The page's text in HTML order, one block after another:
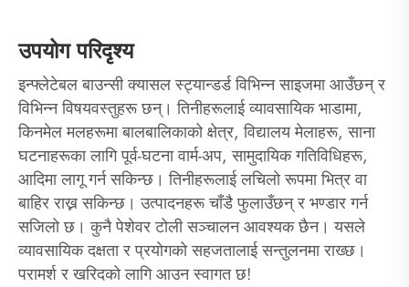
उपयोग परिदृश्य
इन्फ्लेटेबल बाउन्सी क्यासल स्ट्यान्डर्ड विभिन्न साइजमा आउँछन् र
विभिन्न विषयवस्तुहरू छन्। तिनीहरूलाई व्यावसायिक भाडामा,
किनमेल मलहरूमा बालबालिकाको क्षेत्र, विद्यालय मेलाहरू, साना
घटनाहरूका लागि पूर्व-घटना वार्म-अप, सामुदायिक गतिविधिहरू,
आदिमा लागू गर्न सकिन्छ। तिनीहरूलाई लचिलो रूपमा भित्र वा
बाहिर राख्न सकिन्छ। उत्पादनहरू चाँडै फुलाउँछन् र भण्डार गर्न
सजिलो छ। कुनै पेशेवर टोली सञ्चालन आवश्यक छैन। यसले
व्यावसायिक दक्षता र प्रयोगको सहजतालाई सन्तुलनमा राख्छ।
परामर्श र खरिदको लागि आउन स्वागत छ!